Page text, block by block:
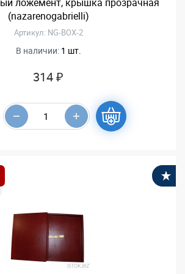
(nazarenogabrielli)
Артикул: NG-BOX-2
В наличии: 1 шт.
314 ₽